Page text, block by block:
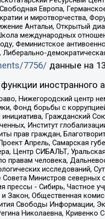
Европа,
и миротворчества,
Антальи, Открытый
международных
Феминистское
7756/ данные на
иностранного
Нижегородский центр
Фонд борьбы с
Гражданский
Институт
прав граждан,
Апрель, Самарская
Центр СИБАЛЬТ,
правам человека,
Министров
прессы - Сибирь, Частное
Закон, Общественная
Свободы Информации,
Николаевна,